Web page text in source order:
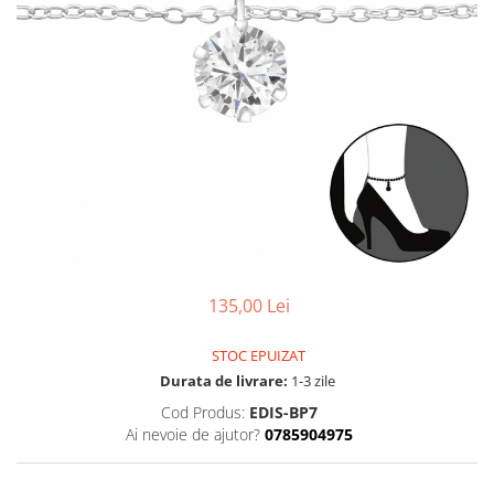
135,00 Lei
STOC EPUIZAT
Durata de livrare: 1-3 zile
Cod Produs: EDIS-BP7
Ai nevoie de ajutor? 0785904975